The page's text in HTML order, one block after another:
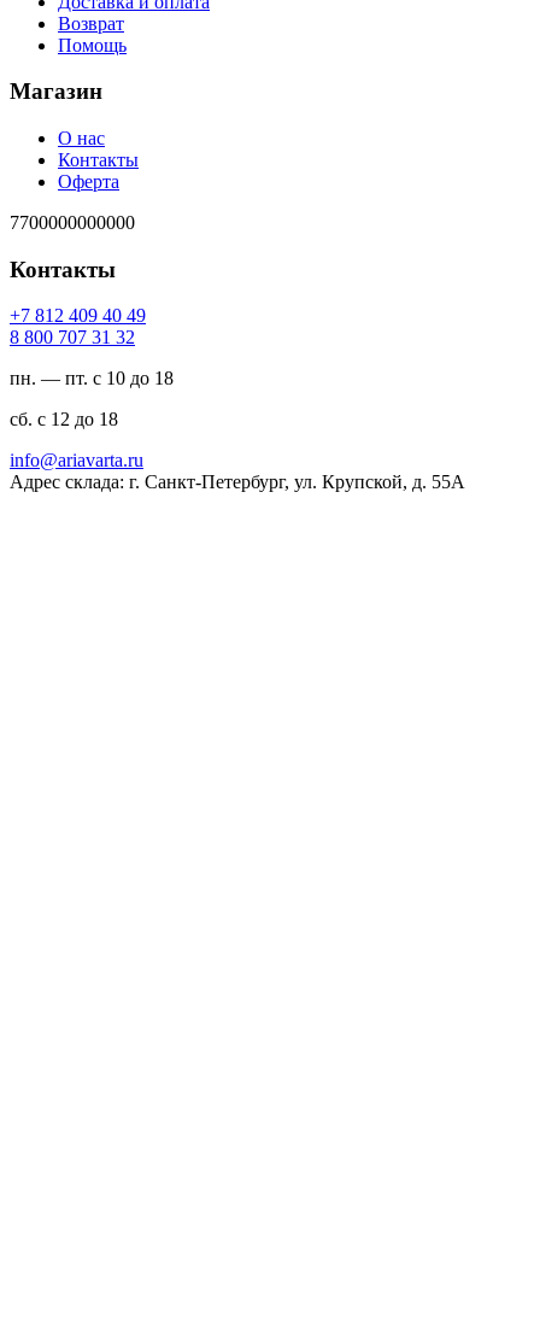
Возврат
Помощь
Магазин
О нас
Контакты
Оферта
7700000000000
Контакты
94 04 904 218 7+
23 13 707 008 8
пн. — пт. с 10 до 18
сб. с 12 до 18
ur.atravaira@ofni
Адрес склада: г. Санкт-Петербург, ул. Крупской, д. 55А